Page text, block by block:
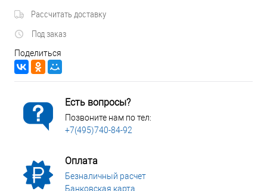
Рассчитать доставку
Под заказ
Поделиться
Есть вопросы?
Позвоните нам по тел:
+7(495)740-84-92
Оплата
Безналичный расчет
Банковская карта